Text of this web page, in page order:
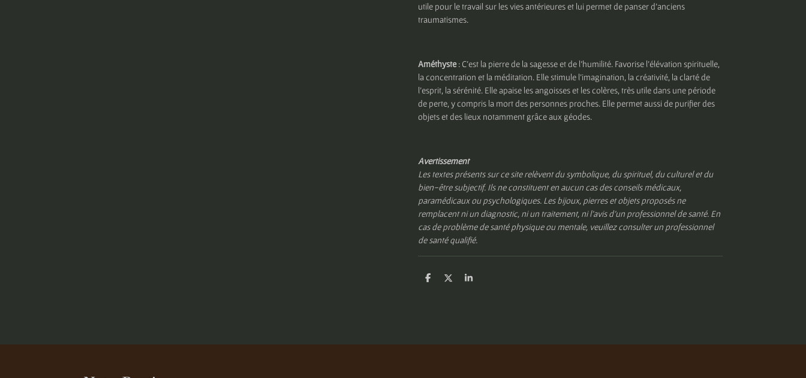
utile pour le travail sur les vies antérieures et lui permet de panser d’anciens
traumatismes.
Améthyste: C’est la pierre de la sagesse et de l’humilité. Favorise l'élévation spirituelle,
la concentration et la méditation. Elle stimule l'imagination, la créativité, la clarté de
l'esprit, la sérénité. Elle apaise les angoisses et les colères, très utile dans une période
de perte, y compris la mort des personnes proches. Elle permet aussi de purifier des
objets et des lieux notamment grâce aux géodes.
Avertissement
Les textes présents sur ce site relèvent du symbolique, du spirituel, du culturel et du
bien-être subjectif. Ils ne constituent en aucun cas des conseils médicaux,
paramédicaux ou psychologiques. Les bijoux, pierres et objets proposés ne
remplacent ni un diagnostic, ni un traitement, ni l’avis d’un professionnel de santé. En
cas de problème de santé physique ou mentale, veuillez consulter un professionnel
de santé qualifié.
P
P
P